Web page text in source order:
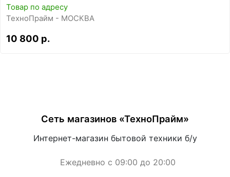
Товар по адресу
ТехноПрайм - МОСКВА
10 800 р.
Сеть магазинов «ТехноПрайм»
Интернет-магазин бытовой техники б/у
Ежедневно с 09:00 до 20:00